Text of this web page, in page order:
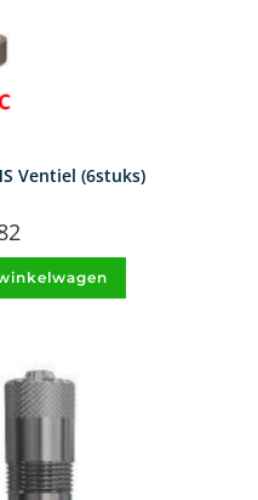
Ventiel (6stuks)